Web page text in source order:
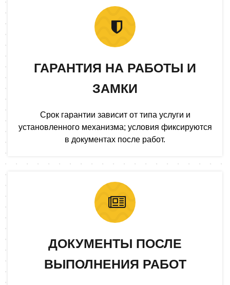
ГАРАНТИЯ НА РАБОТЫ И
ЗАМКИ
Срок гарантии зависит от типа услуги и
установленного механизма; условия фиксируются
в документах после работ.
ДОКУМЕНТЫ ПОСЛЕ
ВЫПОЛНЕНИЯ РАБОТ